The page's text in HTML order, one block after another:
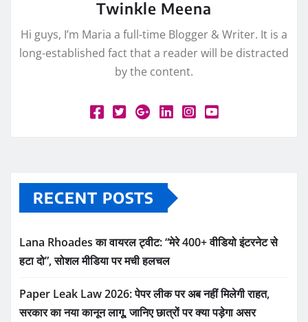
Twinkle Meena
Hi guys, I’m Maria a full-time Blogger & Writer. It is a
long-established fact that a reader will be distracted
by the content.
RECENT POSTS
Lana Rhoades का वायरल ट्वीट: “मेरे 400+ वीडियो इंटरनेट से
हटा दो”, सोशल मीडिया पर मची हलचल
Paper Leak Law 2026: पेपर लीक पर अब नहीं मिलेगी राहत,
सरकार का नया कानून लागू, जानिए छात्रों पर क्या पड़ेगा असर